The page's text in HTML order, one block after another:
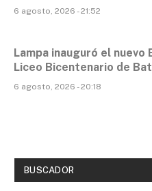
6 agosto, 2026 - 21:52
Lampa inauguró el
Liceo Bicentenario de
6 agosto, 2026 - 20:18
BUSCADOR